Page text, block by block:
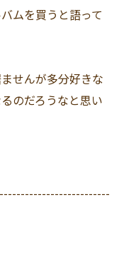
ムを買うと語って
せんが多分好きな
のだろうなと思い